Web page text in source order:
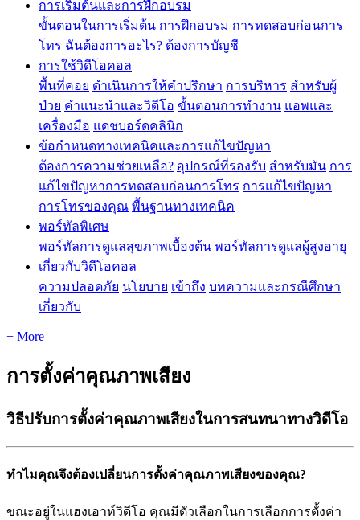
การเริ่มต้นและการฝึกอบรม
ขั้นตอนในการเริ่มต้น การฝึกอบรม การทดสอบก่อนการ
โทร ฉันต้องการอะไร? ต้องการบัญชี
การใช้วิดีโอคอล
พื้นที่คอย ดำเนินการให้คำปรึกษา การบริหาร สำหรับผู้
ป่วย คำแนะนำและวิดีโอ ขั้นตอนการทำงาน แอพและ
เครื่องมือ แดชบอร์ดคลินิก
ข้อกำหนดทางเทคนิคและการแก้ไขปัญหา
ต้องการความช่วยเหลือ? อุปกรณ์ที่รองรับ สำหรับมัน การ
แก้ไขปัญหาการทดสอบก่อนการโทร การแก้ไขปัญหา
การโทรของคุณ พื้นฐานทางเทคนิค
พอร์ทัลพิเศษ
พอร์ทัลการดูแลสุขภาพเบื้องต้น พอร์ทัลการดูแลผู้สูงอายุ
เกี่ยวกับวิดีโอคอล
ความปลอดภัย นโยบาย เข้าถึง บทความและกรณีศึกษา
เกี่ยวกับ
+ More
การตั้งค่าคุณภาพเสียง
วิธีปรับการตั้งค่าคุณภาพเสียงในการสนทนาทางวิดีโอ
ทไมคณจงตองเปลยนการตงคาคณภาพเสยงของคณ?
ขณะอยในแฮงเอาทวดโอ คณมตวเลอกในการเลอกการตงคา